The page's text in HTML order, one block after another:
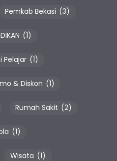
Pemkab Bekasi (3)
(1)
Pelajar (1)
& Diskon (1)
Rumah Sakit (2)
(1)
Wisata (1)